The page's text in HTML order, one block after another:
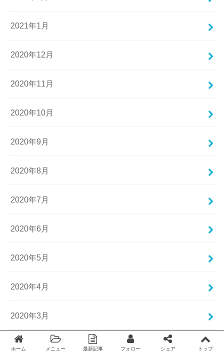
2021年1月
2020年12月
2020年11月
2020年10月
2020年9月
2020年8月
2020年7月
2020年6月
2020年5月
2020年4月
2020年3月
2020年2月
ホーム メニュー 最新記事 フォロー シェア トップ
Twitter facebook